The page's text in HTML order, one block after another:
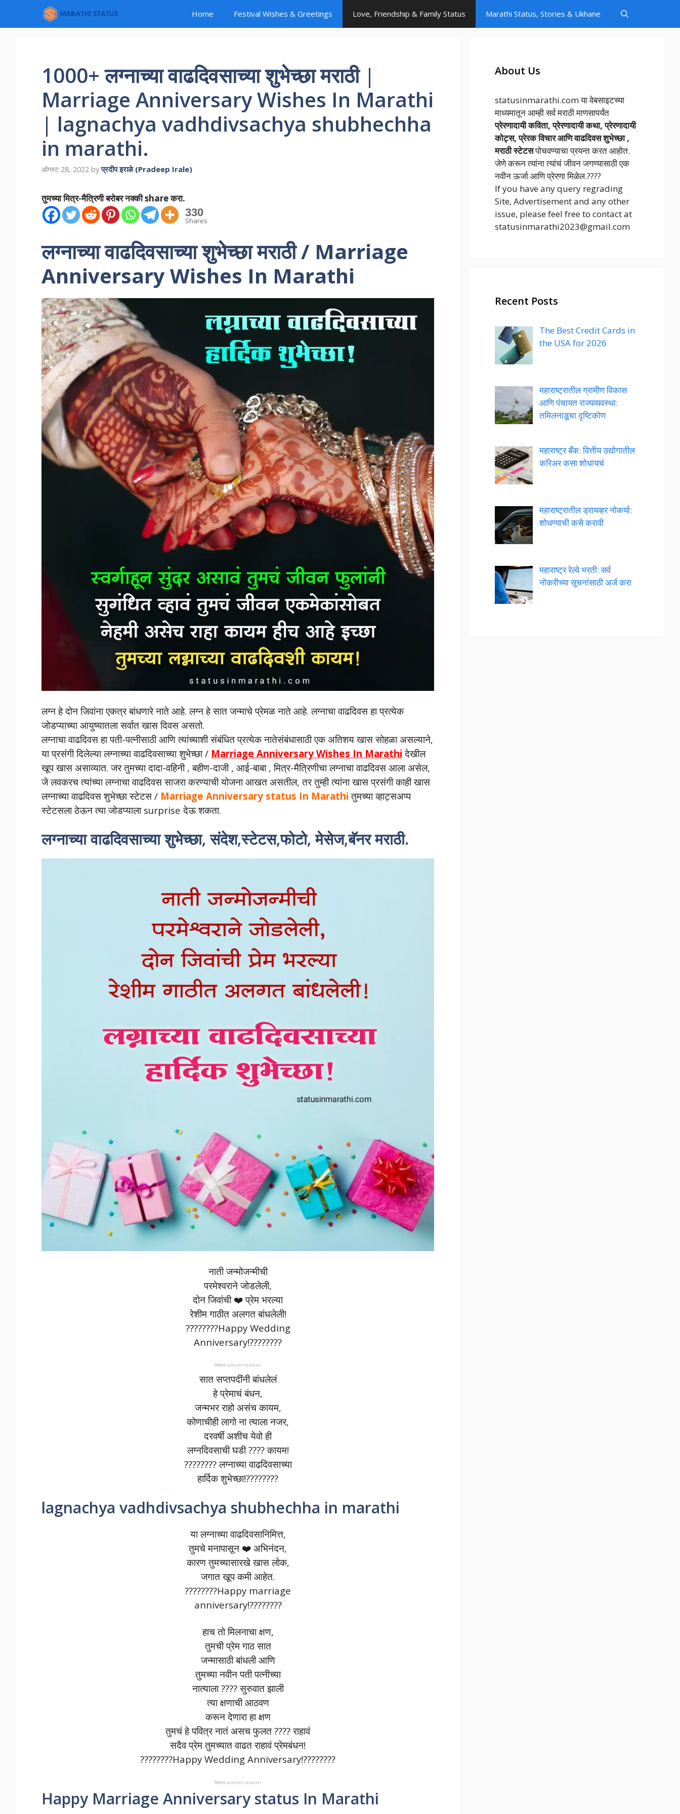
content
Home Festival Wishes & Greetings Love, Friendship & Family Status Marathi Status, Stories & Ukhane
1000+ लग्नाच्या वाढदिवसाच्या शुभेच्छा मराठी |
Marriage Anniversary Wishes In Marathi
| lagnachya vadhdivsachya shubhechha
in marathi.
ऑगस्ट 28, 2022 byप्रदीप इराळे (Pradeep Irale)
तुमच्या मित्र-मैत्रिणी बरोबर नक्की share करा.
330
Shares
लग्नाच्या वाढदिवसाच्या शुभेच्छा मराठी / Marriage
Anniversary Wishes In Marathi
लग्न हे दोन जिवांना एकत्र बांधणारे नाते आहे. लग्न हे सात जन्माचे प्रेमळ नाते आहे. लग्नाचा वाढदिवस हा प्रत्येक
जोडप्याच्या आयुष्यातला सर्वात खास दिवस असतो.
लग्नाचा वाढदिवस हा पती-पत्नीसाठी आणि त्यांच्याशी संबंधित प्रत्येक नातेसंबंधासाठी एक अतिशय खास सोहळा असल्याने,
या प्रसंगी दिलेल्या लग्नाच्या वाढदिवसाच्या शुभेच्छा / Marriage Anniversary Wishes In Marathi देखील
खूप खास असाव्यात. जर तुमच्या दादा-वहिनी , बहीण-दाजी , आई-बाबा , मित्र-मैत्रिणीचा लग्नाचा वाढदिवस आला असेल,
जे लवकरच त्यांच्या लग्नाचा वाढदिवस साजरा करण्याची योजना आखत असतील, तर तुम्ही त्यांना खास प्रसंगी काही खास
लग्नाच्या वाढदिवस शुभेच्छा स्टेटस / Marriage Anniversary status In Marathi तुमच्या व्हाट्सअप्प
स्टेटसला ठेऊन त्या जोडप्याला surprise देऊ शकता.
लग्नाच्या वाढदिवसाच्या शुभेच्छा, संदेश,स्टेटस,फोटो, मेसेज,बॅनर मराठी.
नाती जन्मोजन्मीची
परमेश्वराने जोडलेली,
दोन जिवांची ❤️ प्रेम भरल्या
रेशीम गाठीत अलगत बांधलेली!
????????Happy Wedding
Anniversary!????????
विज्ञापन ADVERTISEMENT
सात सप्तपदींनी बांधलेलं
हे प्रेमाचं बंधन,
जन्मभर राहो असंच कायम,
कोणाचीही लागो ना त्याला नजर,
दरवर्षी अशीच येवो ही
लग्नदिवसाची घडी ???? कायम!
???????? लग्नाच्या वाढदिवसाच्या
हार्दिक शुभेच्छा!????????
lagnachya vadhdivsachya shubhechha in marathi
या लग्नाच्या वाढदिवसानिमित्त,
तुमचे मनापासून ❤️ अभिनंदन,
कारण तुमच्यासारखे खास लोक,
जगात खूप कमी आहेत.
????????Happy marriage
anniversary!????????
हाच तो मिलनाचा क्षण,
तुमची प्रेम गाठ सात
जन्मासाठी बांधली आणि
तुमच्या नवीन पती पत्नीच्या
नात्याला ???? सुरुवात झाली
त्या क्षणाची आठवण
करून देणारा हा क्षण
तुमचं हे पवित्र नातं असच फुलत ???? राहावं
सदैव प्रेम तुमच्यात वाढत राहावं प्रेमबंधन!
????????Happy Wedding Anniversary!????????
विज्ञापन ADVERTISEMENT
Happy Marriage Anniversary status In Marathi
About Us
statusinmarathi.com या वेबसाइटच्या
माध्यमातून आम्ही सर्व मराठी माणसापर्यंत
प्रेरणादायी कविता, प्रेरणादायी कथा, प्रेरणादायी
कोट्स, प्रेरक विचार आणि वाढदिवस शुभेच्छा ,
मराठी स्टेटसपोचवण्याचा प्रयन्त करत आहोत.
जेणे करून त्यांना त्यांचं जीवन जगण्यासाठी एक
नवीन ऊर्जा आणि प्रेरणा मिळेल.????
If you have any query regrading
Site, Advertisement and any other
issue, please feel free to contact at
statusinmarathi2023@gmail.com
Recent Posts
The Best Credit Cards in
the USA for 2026
महाराष्ट्रातील ग्रामीण विकास
आणि पंचायत राज्यव्यवस्था:
तमिलनाडूचा दृष्टिकोण
महाराष्ट्र बँक: वित्तीय उद्योगातील
करिअर कसा शोधायचं
महाराष्ट्रातील ड्रायव्हर नोकर्या:
शोधण्याची कसे करावी
महाराष्ट्र रेल्वे भरती: सर्व
नोकरीच्या सूचनांसाठी अर्ज करा